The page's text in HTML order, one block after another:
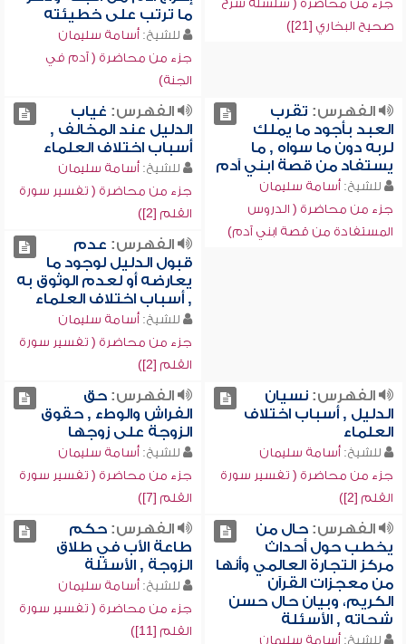
جزء من محاضرة ( سلسلة شرح
صحيح البخاري [21])
ما ترتب على خطيئته
للشيخ: أسامة سليمان
جزء من محاضرة ( آدم في
الجنة)
الفهرس: تقرب
العبد بأجود ما يملك
لربه دون ما سواه , ما
يستفاد من قصة ابني آدم
للشيخ: أسامة سليمان
جزء من محاضرة ( الدروس
المستفادة من قصة ابني آدم)
الفهرس: غياب
الدليل عند المخالف ,
أسباب اختلاف العلماء
للشيخ: أسامة سليمان
جزء من محاضرة ( تفسير سورة
القلم [2])
الفهرس: عدم
قبول الدليل لوجود ما
يعارضه أو لعدم الوثوق به
, أسباب اختلاف العلماء
للشيخ: أسامة سليمان
جزء من محاضرة ( تفسير سورة
القلم [2])
الفهرس:نسيان
الدليل , أسباب اختلاف
العلماء
للشيخ: أسامة سليمان
جزء من محاضرة ( تفسير سورة
القلم [2])
الفهرس:حق
الفراش والوطء , حقوق
الزوجة على زوجها
للشيخ: أسامة سليمان
جزء من محاضرة ( تفسير سورة
القلم [7])
الفهرس:حال من
يخطب حول أحداث
مركز التجارة العالمي وأنها
من معجزات القرآن
الكريم، وبيان حال حسن
شحاته , الأسئلة
للشيخ: أسامة سليمان
الفهرس:حكم
طاعة الأب في طلاق
الزوجة , الأسئلة
للشيخ: أسامة سليمان
جزء من محاضرة ( تفسير سورة
القلم [11])